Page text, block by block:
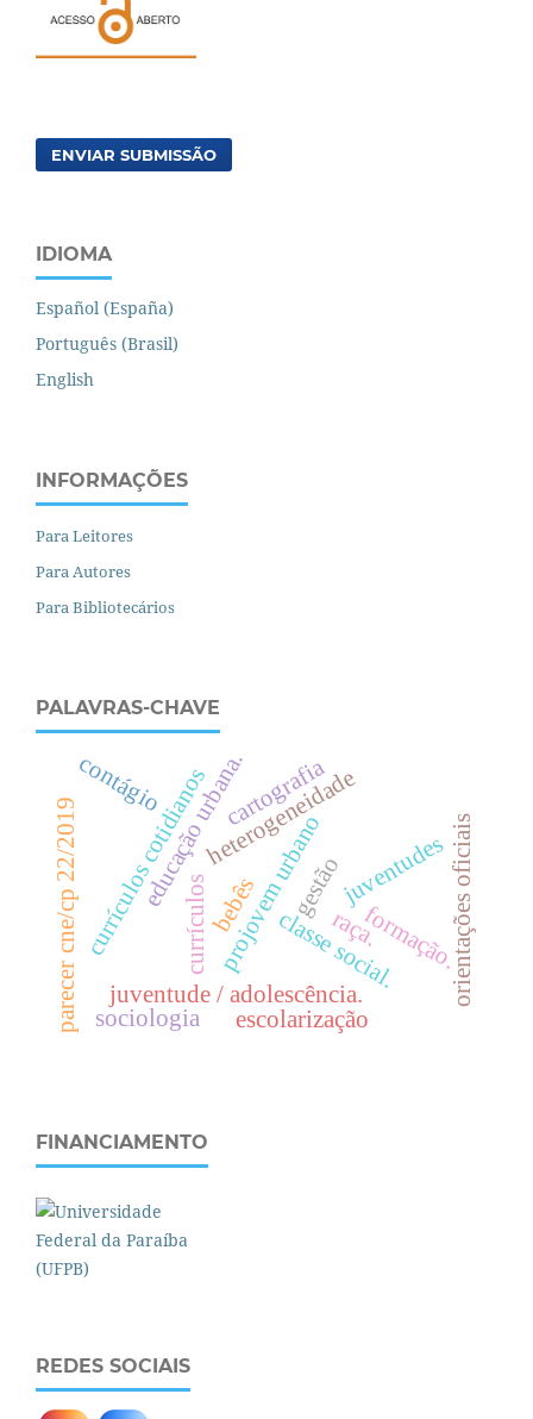
ENVIAR SUBMISSÃO
IDIOMA
Español (España)
Português (Brasil)
English
INFORMAÇÕES
Para Leitores
Para Autores
Para Bibliotecários
PALAVRAS-CHAVE
currículosprojovem urbano
juventude / adolescência.
e
d
u
c
a
ç
ã
o
u
r
b
a
n
a
.
c
l
a
s
s
e
s
o
c
i
a
l
.
raça.
gestãojuventudes
escolarização
heterogeneidade
currículos cotidianos formação.
parecer cne/cp 22/2019 bebês
contágio cartografia
orientações oficiais
sociologia
FINANCIAMENTO
REDES SOCIAIS